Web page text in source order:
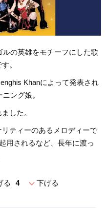
の英雄をモチーフにした歌
。
Khanによって発表され
ング娘。
した。
ティーのあるメロディーで
用されるなど、長年に渡っ
る 4 expand_more下げる